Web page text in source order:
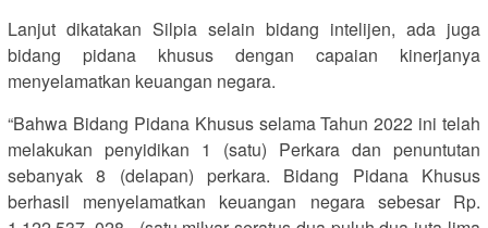
Lanjut dikatakan Silpia selain bidang intelijen, ada juga
bidang pidana khusus dengan capaian kinerjanya
menyelamatkan keuangan negara.
“Bahwa Bidang Pidana Khusus selama Tahun 2022 ini telah
melakukan penyidikan 1 (satu) Perkara dan penuntutan
sebanyak 8 (delapan) perkara. Bidang Pidana Khusus
berhasil menyelamatkan keuangan negara sebesar Rp.